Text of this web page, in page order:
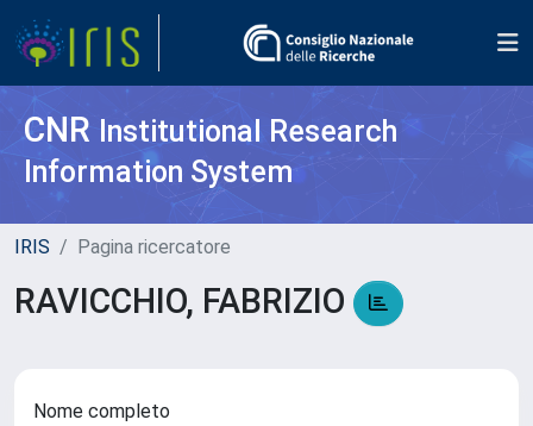
CNR Institutional Research
Information System
IRIS Pagina ricercatore
RAVICCHIO, FABRIZIO
Nome completo